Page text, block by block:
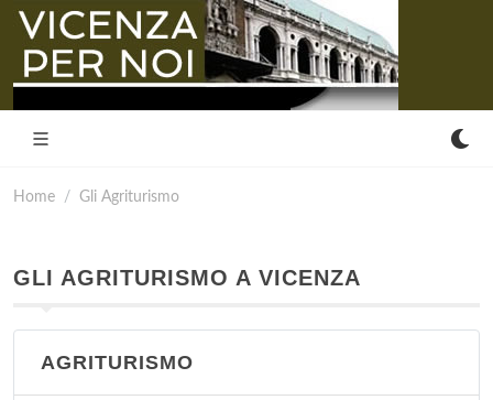
Home Gli Agriturismo
GLI AGRITURISMO A VICENZA
AGRITURISMO